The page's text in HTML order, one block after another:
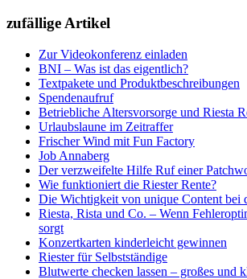
zufällige Artikel
Zur Videokonferenz einladen
BNI – Was ist das eigentlich?
Textpakete und Produktbeschreibungen
Spendenaufruf
Betriebliche Altersvorsorge und Riesta
Urlaubslaune im Zeitraffer
Frischer Wind mit Fun Factory
Job Annaberg
Der verzweifelte Hilfe Ruf einer
Wie funktioniert die Riester Rente?
Die Wichtigkeit von unique Content bei
Riesta, Rista und Co. – Wenn
sorgt
Konzertkarten kinderleicht gewinnen
Riester für Selbstständige
Blutwerte checken lassen – großes und